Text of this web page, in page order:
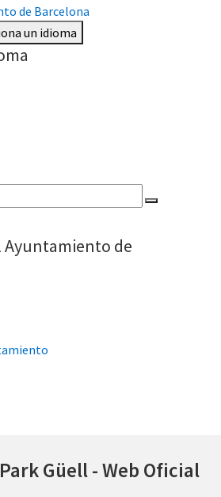
un idioma
Ayuntamiento de
al
Park Güell - Web Oficial